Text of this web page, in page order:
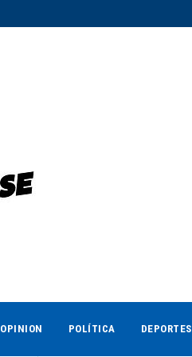
OPINION POLÍTICA DEPORTES